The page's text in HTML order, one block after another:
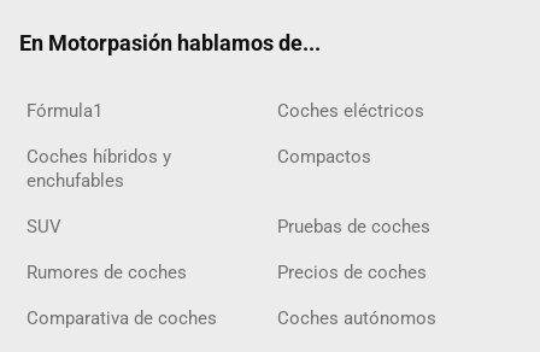
En Motorpasión hablamos de...
Fórmula1 Coches eléctricos
Coches híbridos y
enchufables
Compactos
SUV Pruebas de coches
Rumores de coches Precios de coches
Comparativa de coches Coches autónomos